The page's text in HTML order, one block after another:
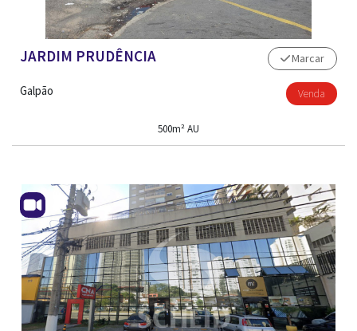
JARDIM PRUDÊNCIA
Galpão
Marcar
Venda
500m² AU